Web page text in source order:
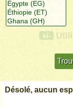
+/-
Désolé, aucun